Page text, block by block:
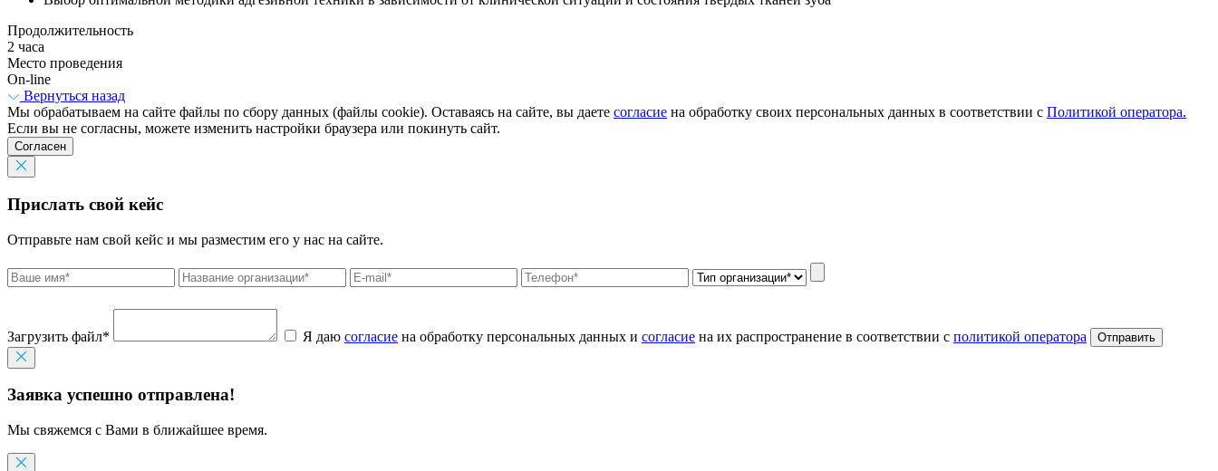
Продолжительность
2 часа
Место проведения
On-line
Вернуться назад
Мы обрабатываем на сайте файлы по сбору данных (файлы cookie). Оставаясь на сайте, вы даете согласие на обработку своих персональных данных в соответствии с Политикой оператора.
Если вы не согласны, можете изменить настройки браузера или покинуть сайт.
Согласен
Прислать свой кейс
Отправьте нам свой кейс и мы разместим его у нас на сайте.
Загрузить файл* Я даю согласие на обработку персональных данных и согласие на их распространение в соответствии с политикой оператора Отправить
Заявка успешно отправлена!
Мы свяжемся с Вами в ближайшее время.